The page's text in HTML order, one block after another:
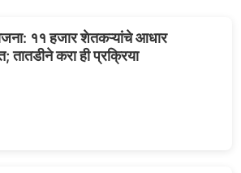
११ हजार शेतकऱ्यांचे आधार
तातडीने करा ही प्रक्रिया